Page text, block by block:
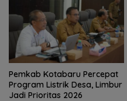
Pemkab Kotabaru Percepat
Program Listrik Desa, Limbur
Jadi Prioritas 2026